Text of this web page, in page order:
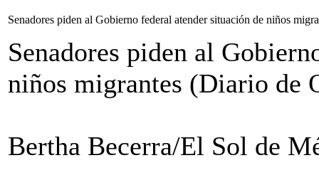
Senadores piden al Gobierno federal atender situación de niños
Senadores piden al
niños migrantes (Diario de
Bertha Becerra/El Sol de